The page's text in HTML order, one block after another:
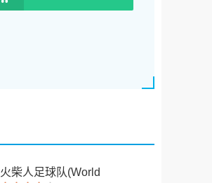
火柴人足球队(World